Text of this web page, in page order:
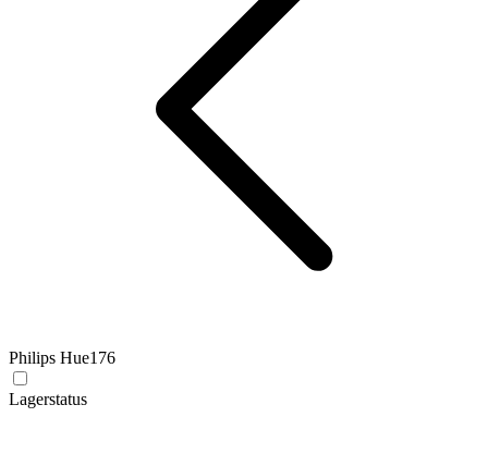
Philips Hue176
Lagerstatus